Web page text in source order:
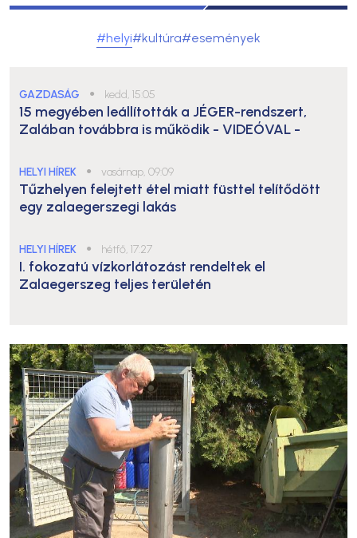
#helyi#kultúra#események
GAZDASÁG ● kedd, 15:05
15 megyében leállították a JÉGER-rendszert,
Zalában továbbra is működik - VIDEÓVAL -
HELYI HÍREK ● vasárnap, 09:09
Tűzhelyen felejtett étel miatt füsttel telítődött
egy zalaegerszegi lakás
HELYI HÍREK ● hétfő, 17:27
I. fokozatú vízkorlátozást rendeltek el
Zalaegerszeg teljes területén